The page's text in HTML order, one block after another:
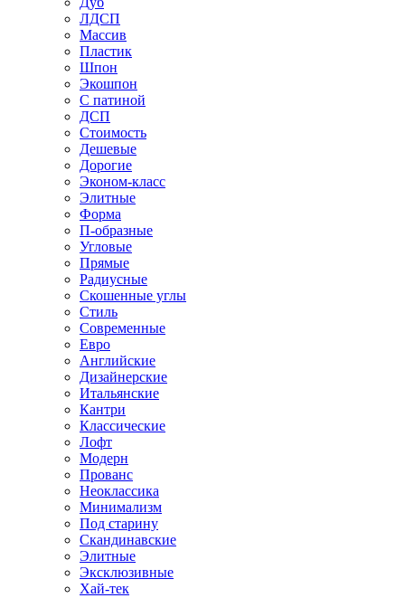
ЛДСП
Массив
Пластик
Шпон
Экошпон
С патиной
ДСП
Стоимость
Дешевые
Дорогие
Эконом-класс
Элитные
Форма
П-образные
Угловые
Прямые
Радиусные
Скошенные углы
Стиль
Современные
Евро
Английские
Дизайнерские
Итальянские
Кантри
Классические
Лофт
Модерн
Прованс
Неоклассика
Минимализм
Под старину
Скандинавские
Элитные
Эксклюзивные
Хай-тек